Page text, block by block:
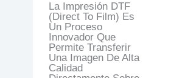
La Impresión DTF
(Direct To Film) Es
Un Proceso
Innovador Que
Permite Transferir
Una Imagen De Alta
Calidad